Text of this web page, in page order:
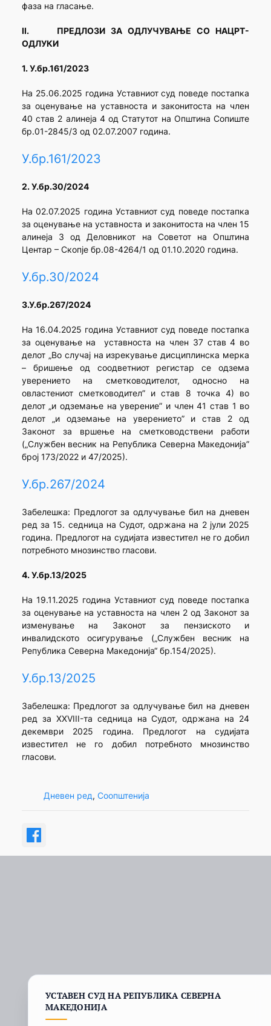
фаза на гласање.
II. ПРЕДЛОЗИ ЗА ОДЛУЧУВАЊЕ СО НАЦРТ-
ОДЛУКИ
1.У.бр.161/2023
На 25.06.2025 година Уставниот суд поведе постапка
за оценување на уставноста и законитоста на член
40 став 2 алинеја 4 од Статутот на Општина Сопиште
бр.01-2845/3 од 02.07.2007 година.
У.бр.161/2023
2.У.бр.30/2024
На 02.07.2025 година Уставниот суд поведе постапка
за оценување на уставноста и законитоста на член 15
алинеја 3 од Деловникот на Советот на Општина
Центар – Скопје бр.08-4264/1 од 01.10.2020 година.
У.бр.30/2024
3.У.бр.267/2024
На 16.04.2025 година Уставниот суд поведе постапка
за оценување на уставноста на член 37 став 4 во
делот „Во случај на изрекување дисциплинска мерка
– бришење од соодветниот регистар се одзема
уверението на сметководителот, односно на
овластениот сметководител” и став 8 точка 4) во
делот „и одземање на уверение” и член 41 став 1 во
делот „и одземање на уверението” и став 2 од
Законот за вршење на сметководствени работи
(„Службен весник на Република Северна Македонија”
број 173/2022 и 47/2025).
У.бр.267/2024
Забелешка: Предлогот за одлучување бил на дневен
ред за 15. седница на Судот, одржана на 2 јули 2025
година. Предлогот на судијата известител не го добил
потребното мнозинство гласови.
4. У.бр.13/2025
На 19.11.2025 година Уставниот суд поведе постапка
за оценување на уставноста на член 2 oд Законот за
изменување на Законот за пензиското и
инвалидското осигурување („Службен весник на
Република Северна Македонија“ бр.154/2025).
У.бр.13/2025
Забелешка: Предлогот за одлучување бил на дневен
ред за XXVIII-та седница на Судот, одржана на 24
декември 2025 година. Предлогот на судијата
известител не го добил потребното мнозинство
гласови.
Дневен ред, Соопштенија
УСТАВЕН СУД НА РЕПУБЛИКА СЕВЕРНА
МАКЕДОНИЈА